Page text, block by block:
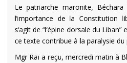
Le patriarche maronite,
l’importance de la Constitution
s’agit de “l’épine dorsale du
ce texte contribue à la paralysie du
Mgr Raï a reçu, mercredi matin à